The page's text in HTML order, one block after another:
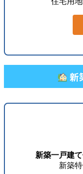
新
新築一戸建
新築